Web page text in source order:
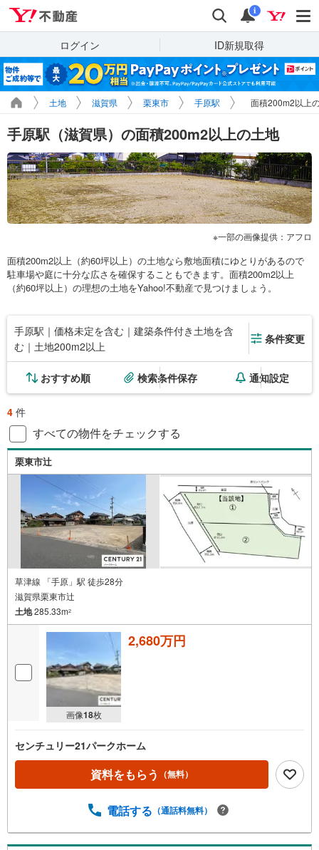
検索 通知
i
ログイン ID新規取得
土地 滋賀県 栗東市 手原駅 面積200m2以上
手原駅（滋賀県）の面積200m2以上の土地
一部の画像提供：アフロ
面積200m2以上（約60坪以上）の土地なら敷地面積にゆとりがあるので
駐車場や庭に十分な広さを確保することもできます。面積200m2以上
（約60坪以上）の理想の土地をYahoo!不動産で見つけましょう。
手原駅｜価格未定を含む｜建築条件付き土地を含
む｜土地200m2以上
条件変更
おすすめ順 検索条件保存 通知設定
4 件
すべての物件をチェックする
栗東市辻
草津線 「手原」駅 徒歩28分
滋賀県栗東市辻
土地285.33m2
画像18枚
2,680万円
センチュリー21パークホーム
資料をもらう （無料）
電話する （通話料無料）